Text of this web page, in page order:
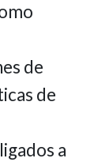
de
de
a